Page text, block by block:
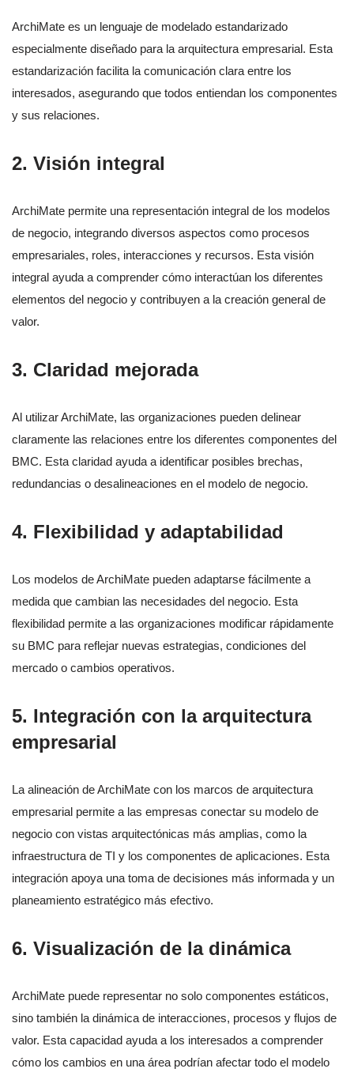
ArchiMate es un lenguaje de modelado estandarizado
especialmente diseñado para la arquitectura empresarial. Esta
estandarización facilita la comunicación clara entre los
interesados, asegurando que todos entiendan los componentes
y sus relaciones.
2. Visión integral
ArchiMate permite una representación integral de los modelos
de negocio, integrando diversos aspectos como procesos
empresariales, roles, interacciones y recursos. Esta visión
integral ayuda a comprender cómo interactúan los diferentes
elementos del negocio y contribuyen a la creación general de
valor.
3. Claridad mejorada
Al utilizar ArchiMate, las organizaciones pueden delinear
claramente las relaciones entre los diferentes componentes del
BMC. Esta claridad ayuda a identificar posibles brechas,
redundancias o desalineaciones en el modelo de negocio.
4. Flexibilidad y adaptabilidad
Los modelos de ArchiMate pueden adaptarse fácilmente a
medida que cambian las necesidades del negocio. Esta
flexibilidad permite a las organizaciones modificar rápidamente
su BMC para reflejar nuevas estrategias, condiciones del
mercado o cambios operativos.
5. Integración con la arquitectura
empresarial
La alineación de ArchiMate con los marcos de arquitectura
empresarial permite a las empresas conectar su modelo de
negocio con vistas arquitectónicas más amplias, como la
infraestructura de TI y los componentes de aplicaciones. Esta
integración apoya una toma de decisiones más informada y un
planeamiento estratégico más efectivo.
6. Visualización de la dinámica
ArchiMate puede representar no solo componentes estáticos,
sino también la dinámica de interacciones, procesos y flujos de
valor. Esta capacidad ayuda a los interesados a comprender
cómo los cambios en una área podrían afectar todo el modelo